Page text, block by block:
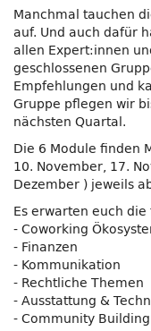
Manchmal tauchen
auf. Und auch dafür
allen Expert:innen
geschlossenen
Empfehlungen und
Gruppe pflegen wir
nächsten Quartal.
Die 6 Module finden
10. November, 17.
Dezember ) jeweils
Es erwarten euch
- Coworking
- Finanzen
- Kommunikation
- Rechtliche Themen
- Ausstattung &
- Community Building